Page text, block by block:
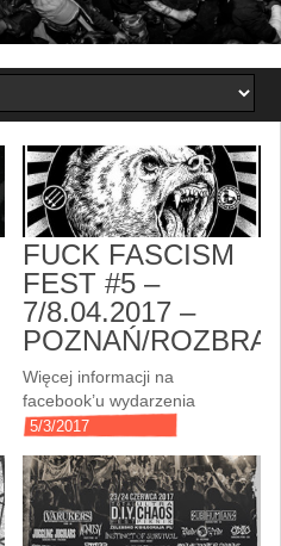
FUCK FASCISM
FEST #5 –
7/8.04.2017 –
POZNAŃ/
Więcej informacji na
facebook’u wydarzenia
5/3/2017